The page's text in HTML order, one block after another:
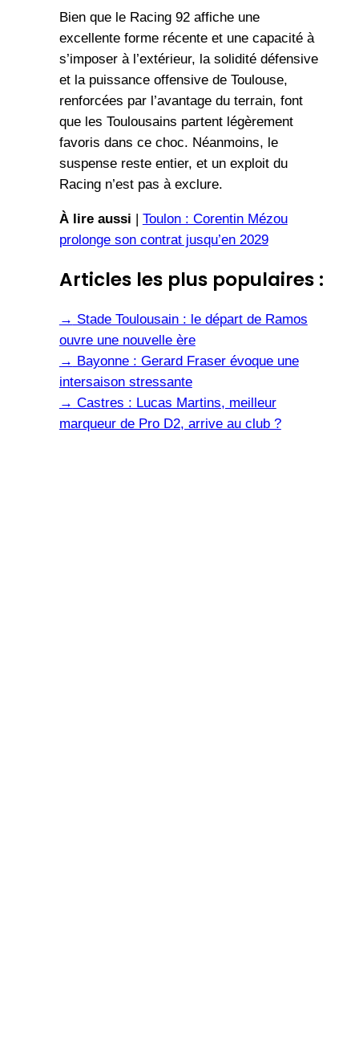
Bien que le Racing 92 affiche une
excellente forme récente et une capacité à
s’imposer à l’extérieur, la solidité défensive
et la puissance offensive de Toulouse,
renforcées par l’avantage du terrain, font
que les Toulousains partent légèrement
favoris dans ce choc. Néanmoins, le
suspense reste entier, et un exploit du
Racing n’est pas à exclure.
À lire aussi | Toulon : Corentin Mézou
prolonge son contrat jusqu’en 2029
Articles les plus populaires :
→ Stade Toulousain : le départ de Ramos
ouvre une nouvelle ère
→ Bayonne : Gerard Fraser évoque une
intersaison stressante
→ Castres : Lucas Martins, meilleur
marqueur de Pro D2, arrive au club ?